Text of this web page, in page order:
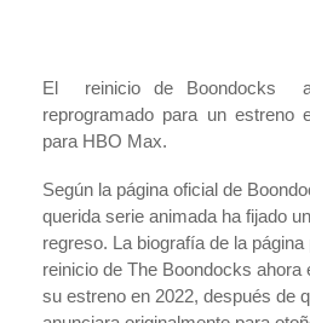
El reinicio de Boondocks
reprogramado para un estreno
para HBO Max.
Según la página oficial de
querida serie animada ha fijado
regreso. La biografía de la página
reinicio de The Boondocks ahora
su estreno en 2022, después de